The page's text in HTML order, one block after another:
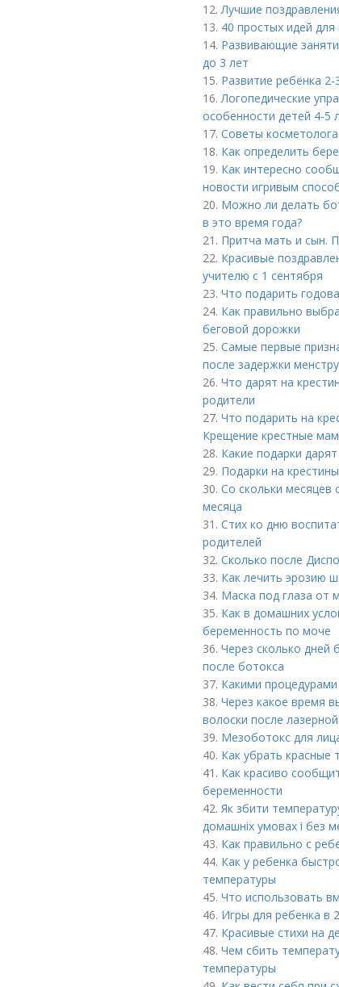
12.Лучшие
13. 40 простых идей
14. Развивающие
до 3 лет
15. Развитие ребёнка
16.Логопедические
особенности детей 4-5
17. Советы
18. Как определить
19. Как интересно
новости игривым
20. Можно ли делать
в это время года?
21. Притча мать и сын.
22. Красивые
учителю с 1 сентября
23. Что подарить
24. Как правильно
беговой дорожки
25. Самые первые
после задержки
26. Что дарят на
родители
27. Что подарить на
Крещение крестные
28. Какие подарки
29. Подарки на
30. Со скольки месяцев
месяца
31. Стих ко дню
родителей
32. Сколько после
33. Как лечить эрозию
34. Маска под глаза от
35. Как в домашних
беременность по моче
36. Через сколько дней
после ботокса
37. Какими
38. Через какое время
волоски после
39. Мезоботокс для
40. Как убрать красные
41. Как красиво
беременности
42. Як збити
домашніх умовах і без
43. Как правильно с
44. Как у ребенка
температуры
45. Что использовать
46. Игры для ребенка в
47. Красивые стихи на
48. Чем сбить
температуры